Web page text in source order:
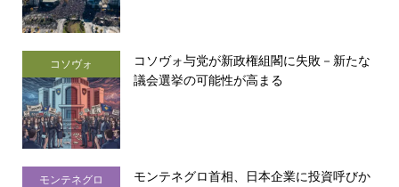
コソヴォ
コソヴォ与党が新政権組閣に失敗－新たな
議会選挙の可能性が高まる
モンテネグロ
モンテネグロ首相、日本企業に投資呼びか